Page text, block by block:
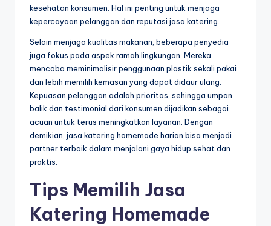
kesehatan konsumen. Hal ini penting untuk menjaga
kepercayaan pelanggan dan reputasi jasa katering.
Selain menjaga kualitas makanan, beberapa penyedia
juga fokus pada aspek ramah lingkungan. Mereka
mencoba meminimalisir penggunaan plastik sekali pakai
dan lebih memilih kemasan yang dapat didaur ulang.
Kepuasan pelanggan adalah prioritas, sehingga umpan
balik dan testimonial dari konsumen dijadikan sebagai
acuan untuk terus meningkatkan layanan. Dengan
demikian, jasa katering homemade harian bisa menjadi
partner terbaik dalam menjalani gaya hidup sehat dan
praktis.
Tips Memilih Jasa
Katering Homemade